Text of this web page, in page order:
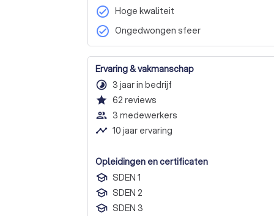
check_circle Hoge kwaliteit
check_circle Ongedwongen sfeer
Ervaring & vakmanschap
timelapse 3 jaar in bedrijf
star 62 reviews
people_outline 3 medewerkers
timeline 10 jaar ervaring
Opleidingen en certificaten
SDEN 1
SDEN 2
SDEN 3